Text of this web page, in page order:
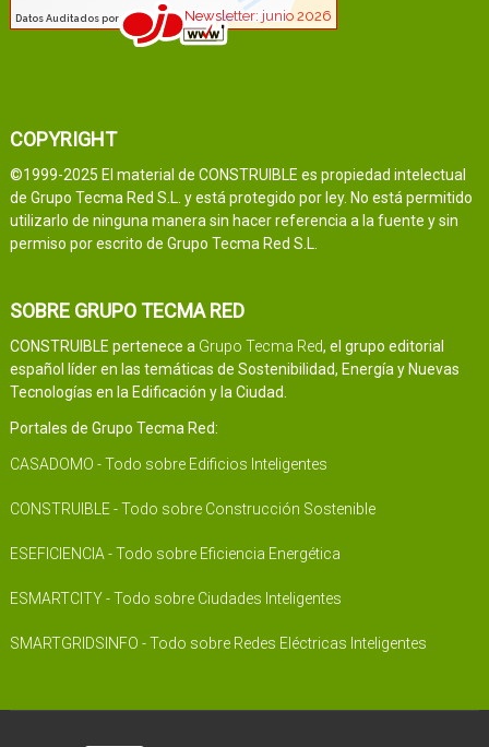
COPYRIGHT
©1999-2025 El material de CONSTRUIBLE es propiedad intelectual
de Grupo Tecma Red S.L. y está protegido por ley. No está permitido
utilizarlo de ninguna manera sin hacer referencia a la fuente y sin
permiso por escrito de Grupo Tecma Red S.L.
SOBRE GRUPO TECMA RED
CONSTRUIBLE pertenece a Grupo Tecma Red, el grupo editorial
español líder en las temáticas de Sostenibilidad, Energía y Nuevas
Tecnologías en la Edificación y la Ciudad.
Portales de Grupo Tecma Red:
CASADOMO - Todo sobre Edificios Inteligentes
CONSTRUIBLE - Todo sobre Construcción Sostenible
ESEFICIENCIA - Todo sobre Eficiencia Energética
ESMARTCITY - Todo sobre Ciudades Inteligentes
SMARTGRIDSINFO - Todo sobre Redes Eléctricas Inteligentes